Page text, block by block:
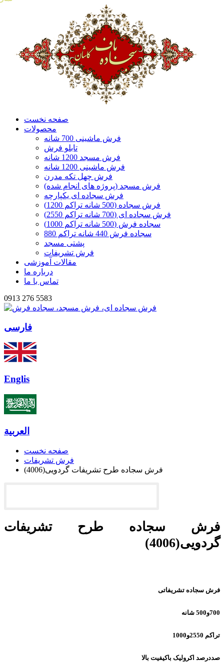
صفحه نخست
محصولات
فرش ماشینی 700 شانه
تابلو فرش
فرش مسجد 1200 شانه
فرش ماشینی 1200 شانه
فرش چهل تکه مدرن
فرش مسجد (پروژه های انجام شده)
فرش سجاده ای یکپارچه
فرش سجاده (500 شانه تراکم 1200)
فرش سجاده ای (700 شانه تراکم 2550)
سجاده فرش (500 شانه تراکم 1000)
سجاده فرش 440 شانه تراکم 880
پشتی مسجد
فرش تشریفات
مقالات آموزشی
درباره ما
تماس با ما
0913 276 5583
فارسی
Englis
العربیة
صفحه نخست
فرش تشریفات
فرش سجاده طرح تشریفات گردویی(4006)
فرش سجاده طرح تشریفات
گردویی(4006)
فرش سجاده تشریفاتی
700و500 شانه
تراکم 2550و1000
صددرصد اکرولیک باکیفیت بالا